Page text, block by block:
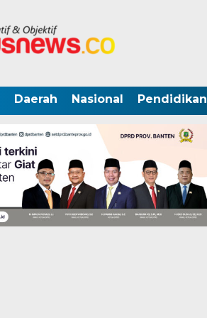
Daerah Nasional Pendidikan